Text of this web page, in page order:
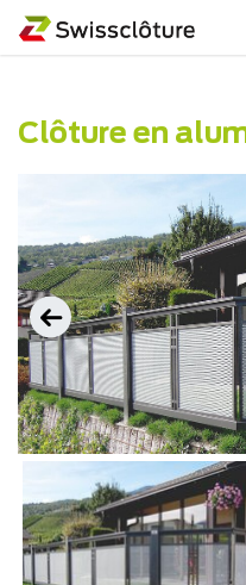
Clôture en